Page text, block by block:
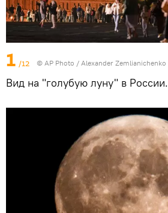
1 /12 © AP Photo / Alexander Zemlianichenko
Вид на "голубую луну" в России.